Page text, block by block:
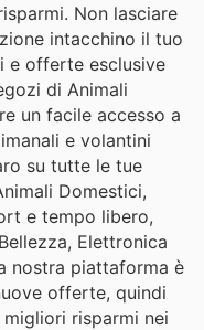
Non lasciare
intacchino il tuo
e offerte esclusive
di Animali
un facile accesso a
e volantini
su tutte le tue
Domestici,
e tempo libero,
Elettronica
nostra piattaforma è
offerte, quindi
risparmi nei